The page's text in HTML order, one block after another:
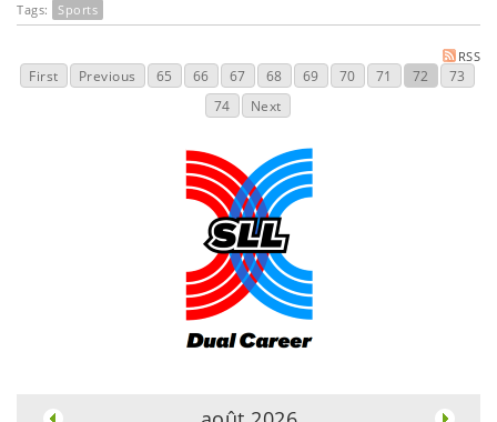
Tags:
Sports
RSS
First Previous 65 66 67 68 69 70 71 72
73
74
Next